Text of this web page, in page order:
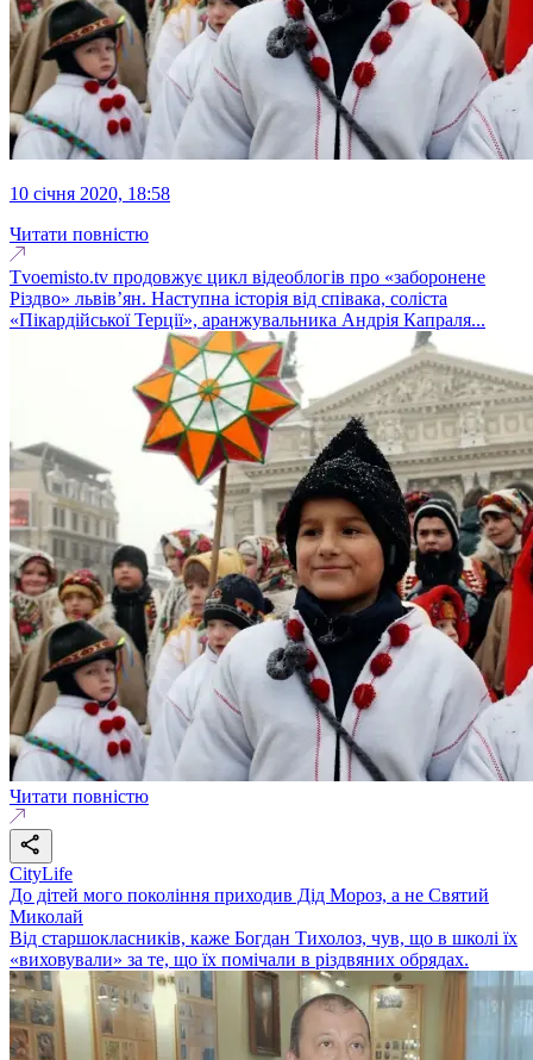
10 січня 2020, 18:58
Читати повністю
Tvoemisto.tv продовжує цикл відеоблогів про «заборонене
Різдво» львів’ян. Наступна історія від співака, соліста
«Пікардійської Терції», аранжувальника Андрія Капраля...
Читати повністю
CityLife
До дітей мого покоління приходив Дід Мороз, а не Святий
Миколай
Від старшокласників, каже Богдан Тихолоз, чув, що в школі їх
«виховували» за те, що їх помічали в різдвяних обрядах.